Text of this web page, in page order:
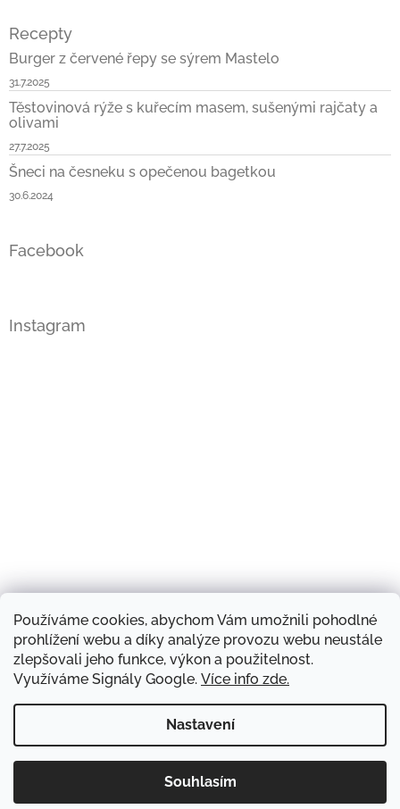
Používáme cookies, abychom Vám umožnili pohodlné
prohlížení webu a díky analýze provozu webu neustále
zlepšovali jeho funkce, výkon a použitelnost.
Využíváme Signály Google. Více info zde.
Nastavení
Souhlasím
Recepty
Burger z červené řepy se sýrem Mastelo
31.7.2025
Těstovinová rýže s kuřecím masem, sušenými rajčaty a
olivami
27.7.2025
Šneci na česneku s opečenou bagetkou
30.6.2024
Facebook
Instagram
Sledovat na Instagramu
Náš obchod a kontakty Hodnocení obchodu
Produkty a značky
Doprava zboží
Blog Obchodní podmínky Napište nám
Vytvořil Shoptet Copyright 2026Greek market - to nejlepší z Řecka.
Všechna práva vyhrazena.